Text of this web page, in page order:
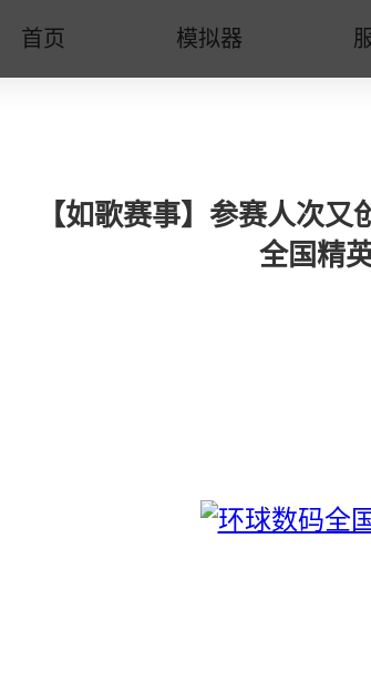
首页 模拟器
【如歌赛事】参赛人次
全国精